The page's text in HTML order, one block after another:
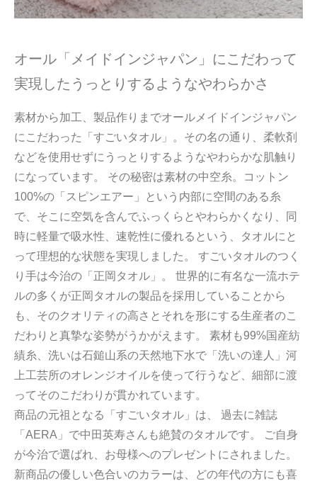
オール「メイドインジャパン」にこだわって
実現したうっとりするようなやわらかさ
素材から加工、製品作りまでオールメイドインジャパン
にこだわった「すごいタオル」。その名の通り、柔軟剤
などを使用せずにうっとりするようなやわらかな肌触り
になっています。 その秘密は素材の中空糸。コットン
100%の「スピンエアー」という内部に空間のある糸
で、そこに空気を含んでふっくらとやわらかくなり、同
時に軽量で吸水性、速乾性に優れるという、タオルにと
って理想的な状態を実現しました。 すごいタオルのつく
り手は今治の「正岡タオル」。 世界的に有名な一流ホテ
ルの多くが正岡タオルの製品を採用していることから
も、そのクオリティの高さとそれを形にする生産者のこ
だわりと真摯な姿勢がうかがえます。 素材も99%国産紡
績糸、洗いは石鎚山系の天然地下水で「洗いの達人」河
上工芸所のオレンジオイルを使って行うなど、細部に渡
ってそのこだわりが貫かれています。
商品の元祖となる「すごいタオル」は、 過去に雑誌
「AERA」で中田英寿さんも絶賛のタオルです。 ご自身
が今治で選ばれ、お母様へのプレゼントにされました。
新商品の優しい色合いのカラーは、どの年代の方にも喜